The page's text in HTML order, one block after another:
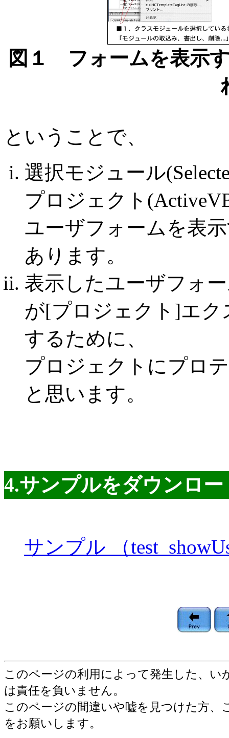
図１ フォームを表示
ということで、
選択モジュール
プロジェクト
ユーザフォームを表
あります。
表示したユーザフォ
が[プロジェクト]エ
するために、
プロジェクトにプロ
と思います。
4.サンプルをダウンロ
サンプル （
このページの利用によって発生した、
は責任を負いません。
このページの間違いや嘘を見つけた方
をお願いします。